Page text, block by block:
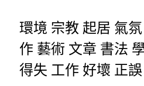
環境 宗教 起居 氣
作 藝術 文章 書法
得失 工作 好壞 正